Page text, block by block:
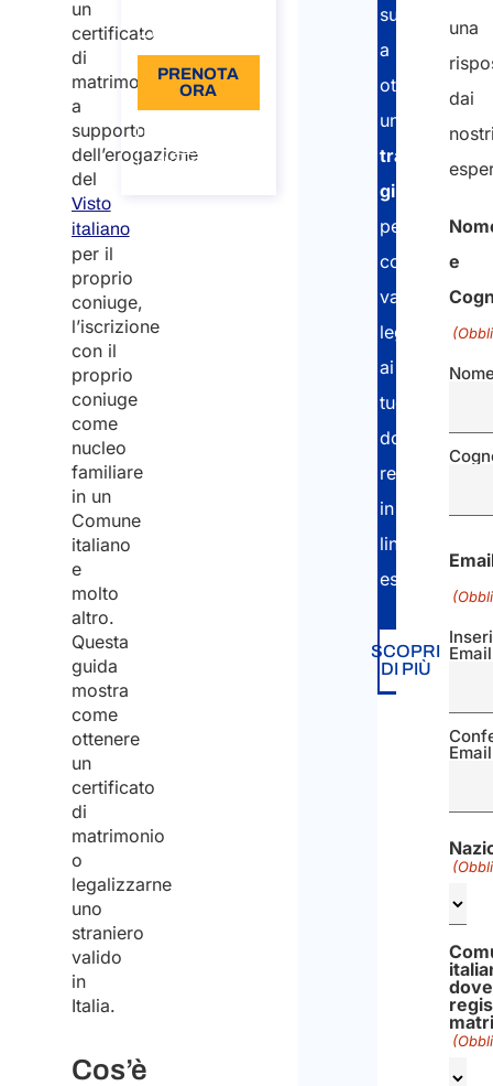
un
certificato
di
matrimonio
a
supporto
dell’erogazione
del
Visto
italiano
per il
proprio
coniuge,
l’iscrizione
con il
proprio
coniuge
come
nucleo
familiare
in un
Comune
italiano
e
molto
altro.
Questa
guida
mostra
come
ottenere
un
certificato
di
matrimonio
o
legalizzarne
uno
straniero
valido
in
Italia.
Cos’è
PRENOTA
ORA
Informazioni
chiamata
supportare
a
ottenere
una
traduzione
giurata
per
conferire
validità
legale
ai
tuoi
documenti
redatti
in
lingua
estera.
SCOPRI
DI PIÙ
una
dai
e
Email
Email